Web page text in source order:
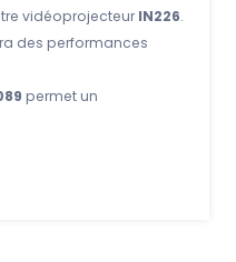
vidéoprojecteur IN226.
des performances
permet un